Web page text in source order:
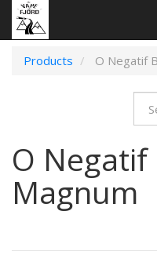
Products
O Negatif
O
Magnum